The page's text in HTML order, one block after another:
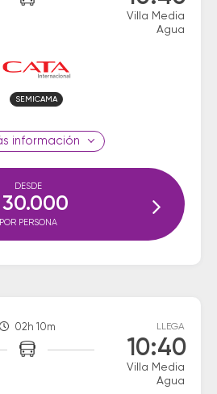
Villa Media
Agua
SEMICAMA
información
DESDE
30.000
POR PERSONA
02h 10m LLEGA
10:40
Villa Media
Agua